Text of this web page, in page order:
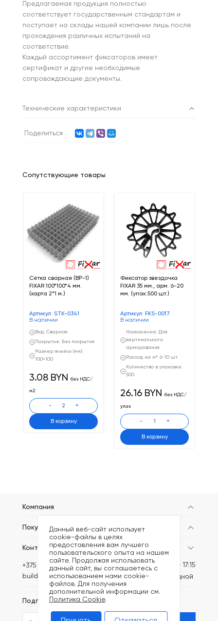
Предлагаемая продукция полностью
соответствует государственным стандартам и
поступает на склады нашей компании лишь после
прохождения различных испытаний на
соответствие.
Каждый ассортимент фиксаторов имеет
сертификат и другие необходимые
сопровождающие документы.
Технические характеристики
Поделиться
Сопутствующие товары
Сетка сварная (ВР-1)
FIXAR 100*100*4 мм.
(карта 2*1 м.)
Артикул: STK-0341
В наличии
Вид: Сварная
Покрытие: Без покрытия
Размер ячейки (мм):
100×100
3.08 BYN без НДС/
м2
- +
В корзину
Фиксатор звездочка
FIXAR 35 мм., арм. 6-20
мм. (упак.500 шт.)
Артикул: FKS-0017
В наличии
Назначение: Для
вертикального
армирования
Расход на м²: 6-10 шт.
Количество в упаковке:
500
26.16 BYN без НДС/
упак
- +
В корзину
Компания
Покупателям
Контакты
+375 (44) 749-20-67
build@kronex-company.by
Пн-Пт: 8:30 - 17:15
Сб-вс: выходной
Подписаться на рассылку
Данный веб-сайт использует
cookie-файлы в целях
предоставления вам лучшего
пользовательского опыта на нашем
сайте. Продолжая использовать
данный сайт, вы соглашаетесь с
использованием нами cookie-
файлов. Для получения
дополнительной информации см.
Политика Cookie.